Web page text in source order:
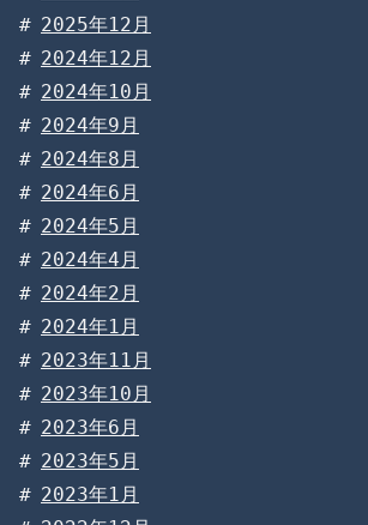
2025年12月
2024年12月
2024年10月
2024年9月
2024年8月
2024年6月
2024年5月
2024年4月
2024年2月
2024年1月
2023年11月
2023年10月
2023年6月
2023年5月
2023年1月